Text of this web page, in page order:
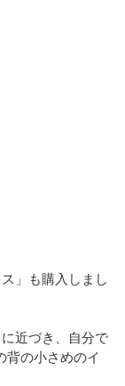
」も購入しまし
近づき、自分で
背の小さめのイ